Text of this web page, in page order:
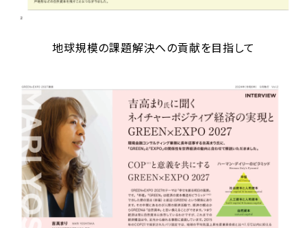
地球規模の課題解決への貢献を目指して